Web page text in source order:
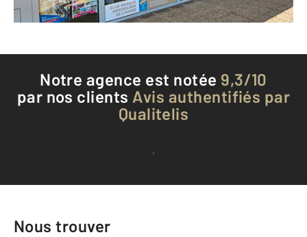
Téléphoner à l'agence
Notre agence est notée 9,3/10
par nos clients Avis authentifiés par
Qualitelis
Voir tous les avis clients
Nous trouver